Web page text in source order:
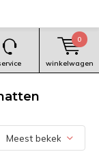
winkelwagen
0